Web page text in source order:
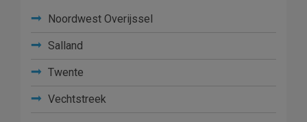
Noordwest Overijssel
Salland
Twente
Vechtstreek